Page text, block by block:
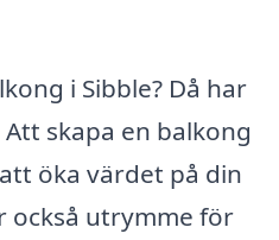
i Sibble? Då har
skapa en balkong
öka värdet på din
också utrymme för